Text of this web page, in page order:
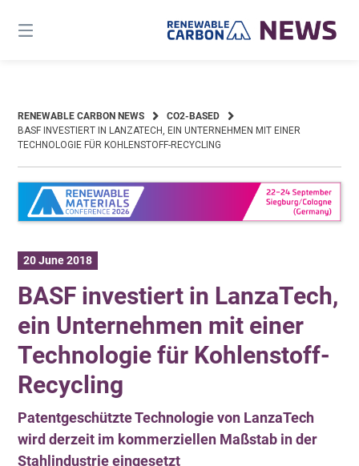
content
RENEWABLE CARBON NEWS
CO2-BASED
BASF INVESTIERT IN LANZATECH, EIN UNTERNEHMEN MIT EINER
TECHNOLOGIE FÜR KOHLENSTOFF-RECYCLING
20 June 2018
BASF investiert in LanzaTech,
ein Unternehmen mit einer
Technologie für Kohlenstoff-
Recycling
Patentgeschützte Technologie von LanzaTech
wird derzeit im kommerziellen Maßstab in der
Stahlindustrie eingesetzt